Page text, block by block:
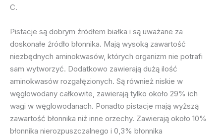
C.
Pistacje są dobrym źródłem białka i są uważane za
doskonałe źródło błonnika. Mają wysoką zawartość
niezbędnych aminokwasów, których organizm nie potrafi
sam wytworzyć. Dodatkowo zawierają dużą ilość
aminokwasów rozgałęzionych. Są również niskie w
węglowodany całkowite, zawierają tylko około 29% ich
wagi w węglowodanach. Ponadto pistacje mają wyższą
zawartość błonnika niż inne orzechy. Zawierają około 10%
błonnika nierozpuszczalnego i 0,3% błonnika